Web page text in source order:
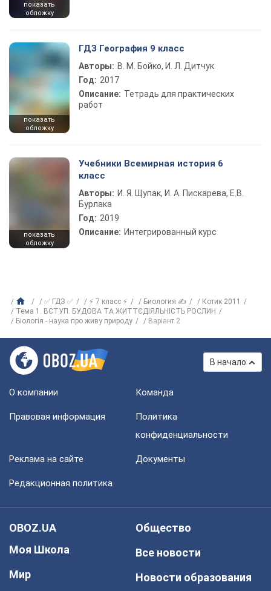
показать
обложку
показать
обложку
ГДЗ География 9 класс
Авторы: В. М. Бойко, И. Л. Дитчук
Год: 2017
Описание: Тетрадь для практических
работ
показать
обложку
Учебники Всемирная история 6
класс
Авторы: И. Я. Щупак, И. А. Пискарева, Е.В.
Бурлака
Год: 2019
Описание: Интегрированный курс
✅ ГДЗ ✅ ⚡ 7 класс ⚡ Биология ✍
Котик 2011
Тема 1. ВСТУП. БУДОВА ТА ЖИТТЄДІЯЛЬНІСТЬ РОСЛИН
Біологія - наука про живу природу
Варіант 2
В начало
О компании Команда
Правовая информация
Политика
конфиденциальности
Реклама на сайте Документы
Редакционная политика
OBOZ.UA
Моя Школа
Мир
Общество
Все новости
Новости образования